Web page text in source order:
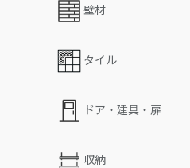
壁材
タイル
ドア・建具・扉
収納